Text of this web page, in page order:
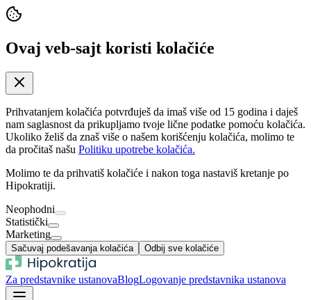
Ovaj veb-sajt koristi kolačiće
Prihvatanjem kolačića potvrđuješ da imaš više od 15 godina i daješ
nam saglasnost da prikupljamo tvoje lične podatke pomoću kolačića.
Ukoliko želiš da znaš više o našem korišćenju kolačića, molimo te
da pročitaš našu Politiku upotrebe kolačića.
Molimo te da prihvatiš kolačiće i nakon toga nastaviš kretanje po
Hipokratiji.
Neophodni
Statistički
Marketing
Sačuvaj podešavanja kolačića Odbij sve kolačiće
Za predstavnike ustanovaBlogLogovanje predstavnika ustanova